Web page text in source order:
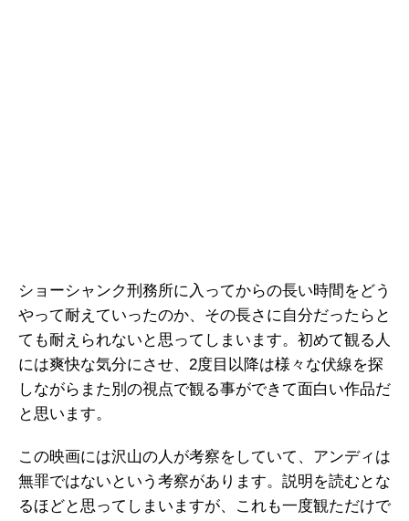
ショーシャンク刑務所に入ってからの長い時間をどう
やって耐えていったのか、その長さに自分だったらと
ても耐えられないと思ってしまいます。初めて観る人
には爽快な気分にさせ、2度目以降は様々な伏線を探
しながらまた別の視点で観る事ができて面白い作品だ
と思います。
この映画には沢山の人が考察をしていて、アンディは
無罪ではないという考察があります。説明を読むとな
るほどと思ってしまいますが、これも一度観ただけで